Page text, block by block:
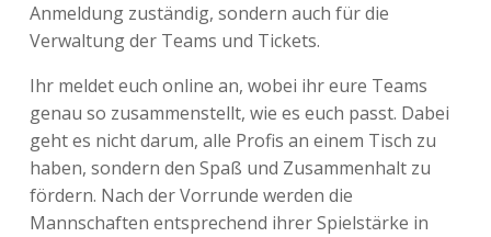
Anmeldung zuständig, sondern auch für die
Verwaltung der Teams und Tickets.
Ihr meldet euch online an, wobei ihr eure Teams
genau so zusammenstellt, wie es euch passt. Dabei
geht es nicht darum, alle Profis an einem Tisch zu
haben, sondern den Spaß und Zusammenhalt zu
fördern. Nach der Vorrunde werden die
Mannschaften entsprechend ihrer Spielstärke in